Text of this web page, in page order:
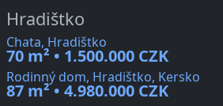
Hradištko
Chata, Hradištko
70 m² • 1.500.000 CZK
Rodinný dom, Hradištko, Kersko
87 m² • 4.980.000 CZK